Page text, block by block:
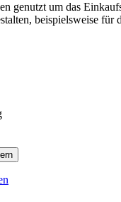
genutzt um das
beispielsweise für